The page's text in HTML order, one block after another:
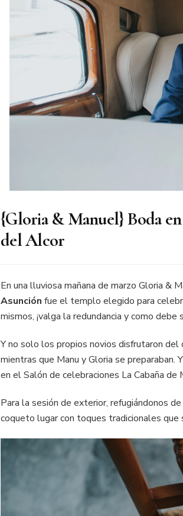
{Gloria & Manuel} Boda
del Alcor
En una lluviosa mañana de marzo Gloria &
Asunción fue el templo elegido para
mismos, ¡valga la redundancia y como debe
Y no solo los propios novios disfrutaron
mientras que Manu y Gloria se
en el Salón de celebraciones La Cabaña
Para la sesión de exterior, refugiándonos
coqueto lugar con toques tradicionales